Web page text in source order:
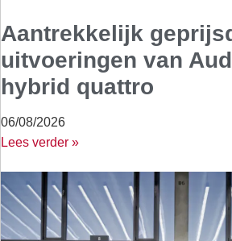
Aantrekkelijk
uitvoeringen van
hybrid quattro
06/08/2026
Lees verder »